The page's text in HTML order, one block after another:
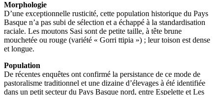
Morphologie
D’une exceptionnelle rusticité, cette population historique du Pays
Basque n’a pas subi de sélection et a échappé à la standardisation
raciale. Les moutons Sasi sont de petite taille, à tête brune
mouchetée ou rouge (variété « Gorri ttipia ») ; leur toison est dense
et longue.
Population
De récentes enquêtes ont confirmé la persistance de ce mode de
pastoralisme traditionnel et une dizaine d’élevages à été identifiée
dans un petit secteur du Pays Basque nord, entre Espelette et Les